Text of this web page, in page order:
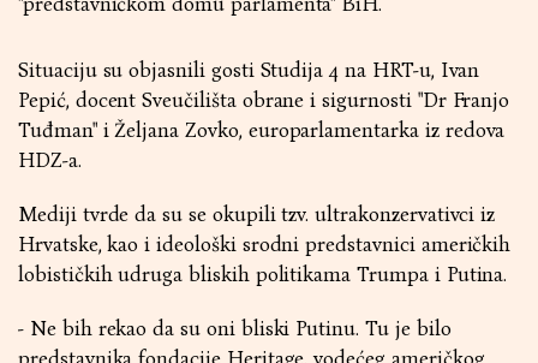
Situaciju su objasnili gosti Studija 4 na HRT-u, Ivan
Pepić, docent Sveučilišta obrane i sigurnosti "Dr Franjo
Tuđman" i Željana Zovko, europarlamentarka iz redova
HDZ-a.
Mediji tvrde da su se okupili tzv. ultrakonzervativci iz
Hrvatske, kao i ideološki srodni predstavnici američkih
lobističkih udruga bliskih politikama Trumpa i Putina.
- Ne bih rekao da su oni bliski Putinu. Tu je bilo